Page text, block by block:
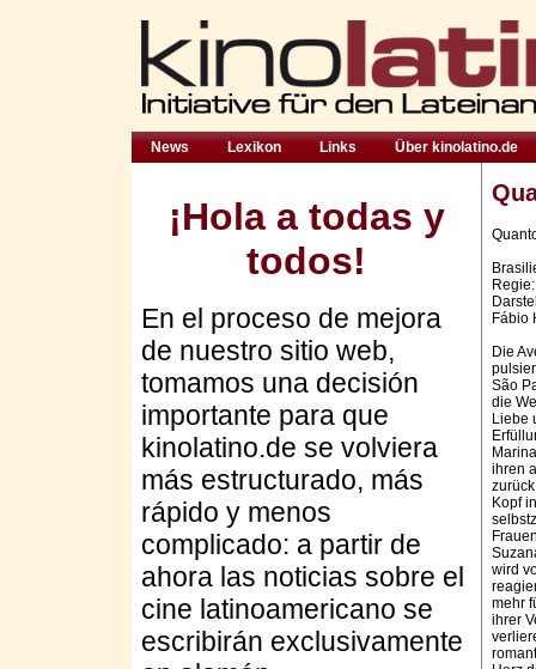
News Lexikon Links Über kinolatino.de
¡Hola a todas y
todos!
En el proceso de mejora
de nuestro sitio web,
tomamos una decisión
importante para que
kinolatino.de se volviera
más estructurado, más
rápido y menos
complicado: a partir de
ahora las noticias sobre el
cine latinoamericano se
escribirán exclusivamente
Fábio
Die
São
die
Liebe
ihren
Kopf
wird
mehr
ihrer